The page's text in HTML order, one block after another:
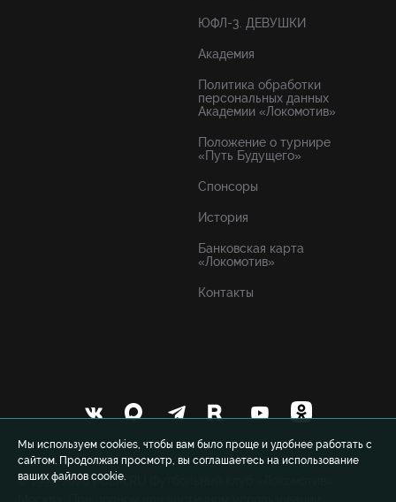
Мы используем cookies, чтобы вам было проще и удобнее работать с
сайтом. Продолжая просмотр, вы соглашаетесь на использование
ваших файлов cookie.
ЮФЛ-3. ДЕВУШКИ
Академия
Политика обработки
персональных данных
Академии «Локомотив»
Положение о турнире
«Путь Будущего»
Спонсоры
История
Банковская карта
«Локомотив»
Контакты
© 1999-2026 FCLM.RU Футбольный клуб «Локомотив»